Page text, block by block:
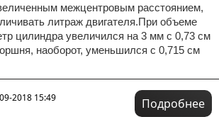
межцентровым расстоянием,
литраж двигателя.При объеме
цилиндра увеличился на 3 мм с 0,73 см
наоборот, уменьшился с 0,715 см
2018 15:49
Подробнее